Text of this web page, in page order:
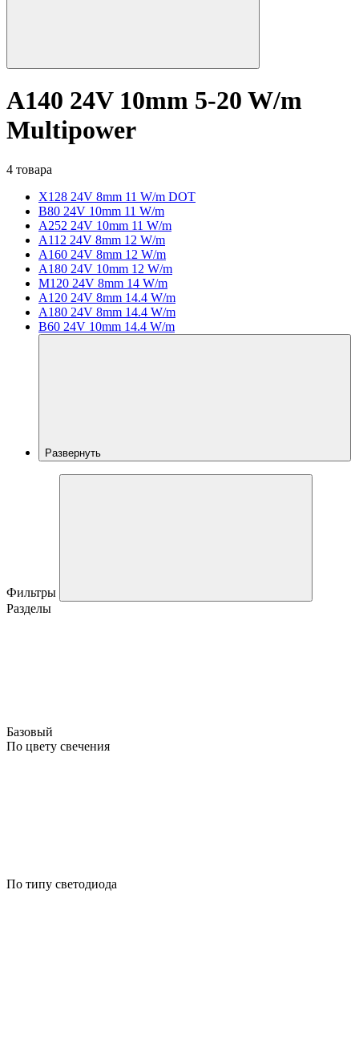
A140 24V 10mm 5-20 W/m
Multipower
4 товара
X128 24V 8mm 11 W/m DOT
B80 24V 10mm 11 W/m
A252 24V 10mm 11 W/m
A112 24V 8mm 12 W/m
A160 24V 8mm 12 W/m
A180 24V 10mm 12 W/m
M120 24V 8mm 14 W/m
A120 24V 8mm 14.4 W/m
A180 24V 8mm 14.4 W/m
B60 24V 10mm 14.4 W/m
Развернуть
Фильтры
Разделы
Базовый
По цвету свечения
По типу светодиода